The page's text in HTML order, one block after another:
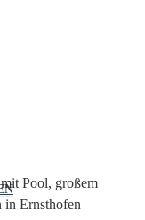
Pool, großem
Ernsthofen